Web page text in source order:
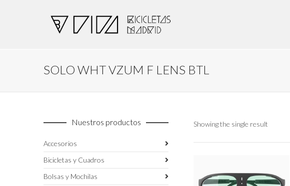
SOLO WHT VZUM F LENS BTL
Showing the single result
Nuestros productos
Accesorios
Bicicletas y Cuadros
Bolsas y Mochilas